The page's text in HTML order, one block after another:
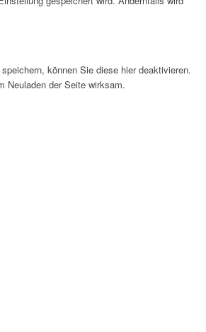
können Sie diese hier deaktivieren.
Neuladen der Seite wirksam.